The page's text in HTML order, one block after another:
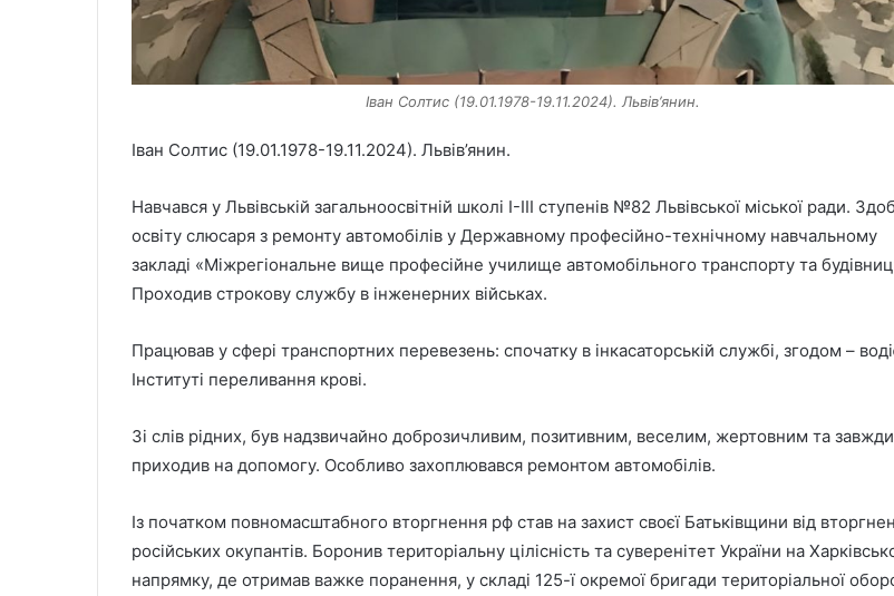
Іван Солтис (19.01.1978-19.11.2024). Львів’янин.
Іван Солтис (19.01.1978-19.11.2024). Львів’янин.
Навчався у Львівській загальноосвітній школі І-ІІІ ступенів №82 Львівської міської ради.
освіту слюсаря з ремонту автомобілів у Державному професійно-технічному навчальному
закладі «Міжрегіональне вище професійне училище автомобільного транспорту та
Проходив строкову службу в інженерних військах.
Працював у сфері транспортних перевезень: спочатку в інкасаторській службі, згодом –
Інституті переливання крові.
Зі слів рідних, був надзвичайно доброзичливим, позитивним, веселим, жертовним та завжди
приходив на допомогу. Особливо захоплювався ремонтом автомобілів.
Із початком повномасштабного вторгнення рф став на захист своєї Батьківщини від
російських окупантів. Боронив територіальну цілісність та суверенітет України на
напрямку, де отримав важке поранення, у складі 125-ї окремої бригади територіальної